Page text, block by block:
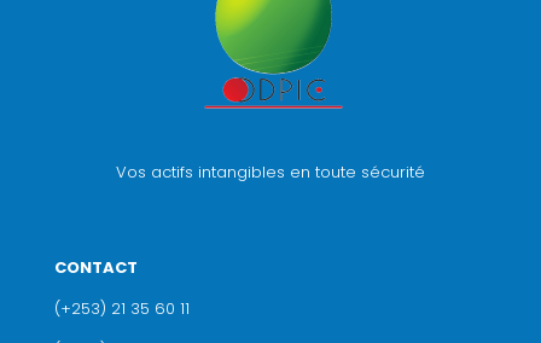
Vos actifs intangibles en toute sécurité
CONTACT
(+253) 21 35 60 11